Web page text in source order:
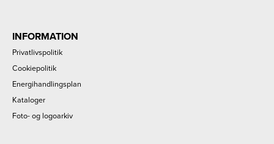
INFORMATION
Privatlivspolitik
Cookiepolitik
Energihandlingsplan
Kataloger
Foto- og logoarkiv